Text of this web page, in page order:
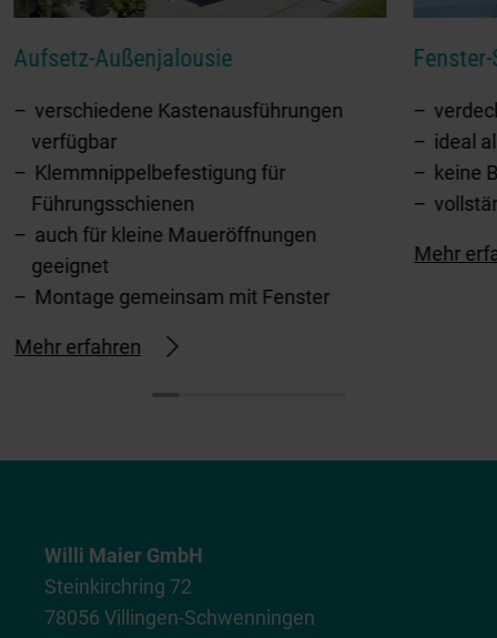
Aufsetz-Außenjalousie
verschiedene Kastenausführungen
verfügbar
Klemmnippelbefestigung für
Führungsschienen
auch für kleine Maueröffnungen
geeignet
Montage gemeinsam mit Fenster
Mehr erfahren
ideal
keine
Mehr
Willi Maier GmbH
Steinkirchring 72
78056 Villingen-Schwenningen